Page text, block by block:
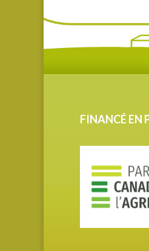
FINANCÉ EN